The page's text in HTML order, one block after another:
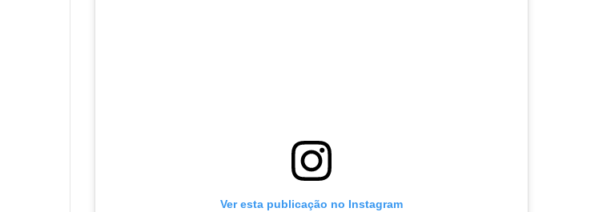
Ver esta publicação no Instagram